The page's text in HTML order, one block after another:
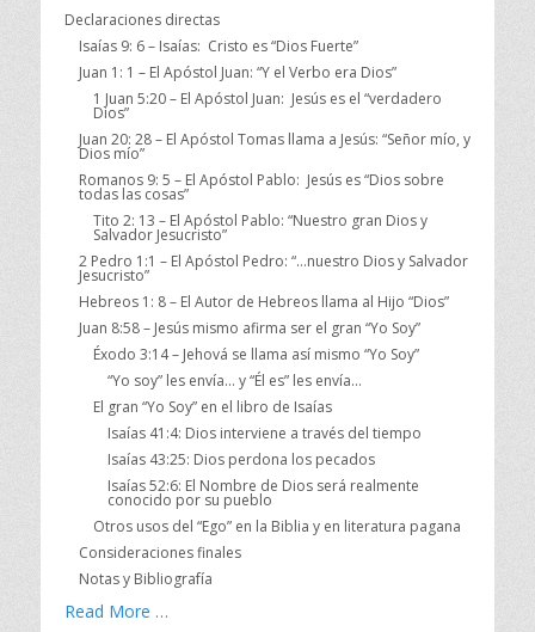
Declaraciones directas
Isaías 9: 6 – Isaías: Cristo es “Dios Fuerte”
Juan 1: 1 – El Apóstol Juan: “Y el Verbo era Dios”
1 Juan 5:20 – El Apóstol Juan: Jesús es el “verdadero
Dios”
Juan 20: 28 – El Apóstol Tomas llama a Jesús: “Señor mío, y
Dios mío”
Romanos 9: 5 – El Apóstol Pablo: Jesús es “Dios sobre
todas las cosas”
Tito 2: 13 – El Apóstol Pablo: “Nuestro gran Dios y
Salvador Jesucristo”
2 Pedro 1:1 – El Apóstol Pedro: “…nuestro Dios y Salvador
Jesucristo”
Hebreos 1: 8 – El Autor de Hebreos llama al Hijo “Dios”
Juan 8:58 – Jesús mismo afirma ser el gran “Yo Soy”
Éxodo 3:14 – Jehová se llama así mismo “Yo Soy”
“Yo soy” les envía… y “Él es” les envía…
El gran “Yo Soy” en el libro de Isaías
Isaías 41:4: Dios interviene a través del tiempo
Isaías 43:25: Dios perdona los pecados
Isaías 52:6: El Nombre de Dios será realmente
conocido por su pueblo
Otros usos del “Ego” en la Biblia y en literatura pagana
Consideraciones finales
Notas y Bibliografía
Read More …